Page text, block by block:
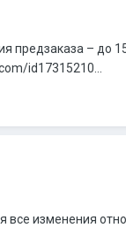
предзаказа – до
id17315210...
изменения